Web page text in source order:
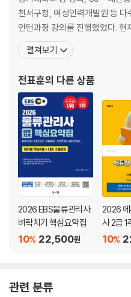
천서구청, 여성인력개발원 등
인턴과정 강의를 진행했었다.
자 사단법인 한국유통학회 정회
물류관리사 물류관련법규, EBS
고용노동부/한국산업인력공단
펼쳐보기
전표훈의 다른 상품
2026 EBS물류관리사
벼락치기 핵심요약집
22,500원
10%
2026 에
사 2급 1
10%
관련 분류